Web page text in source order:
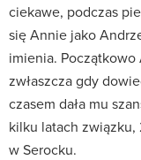
ciekawe, podczas
się Annie jako
imienia. Początkowo
zwłaszcza gdy
czasem dała mu
kilku latach związku,
w Serocku.